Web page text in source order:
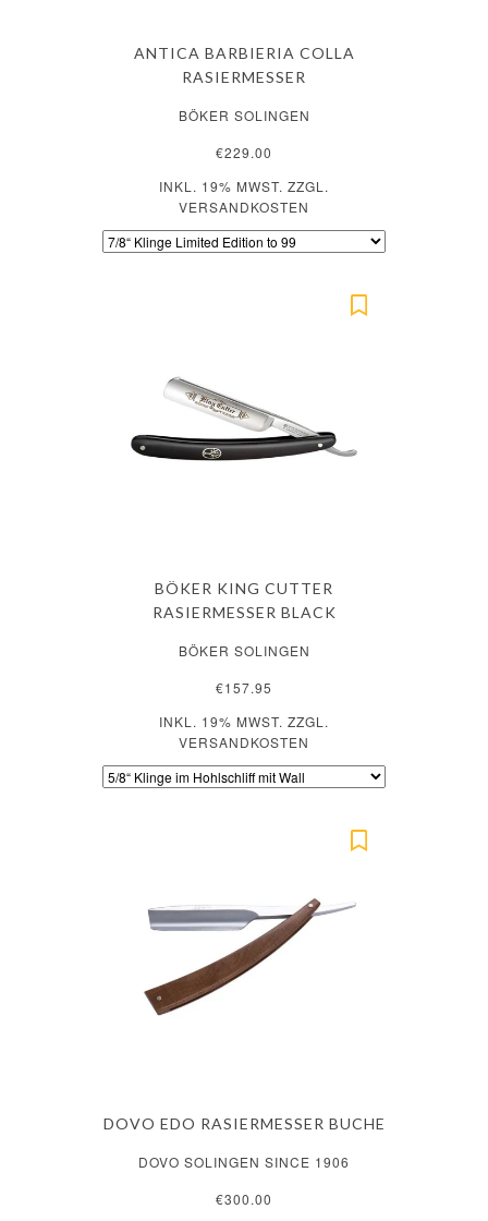
ANTICA BARBIERIA COLLA
RASIERMESSER
BÖKER SOLINGEN
€229.00
INKL. 19% MWST. ZZGL.
VERSANDKOSTEN
BÖKER KING CUTTER
RASIERMESSER BLACK
BÖKER SOLINGEN
€157.95
INKL. 19% MWST. ZZGL.
VERSANDKOSTEN
DOVO EDO RASIERMESSER BUCHE
DOVO SOLINGEN SINCE 1906
€300.00